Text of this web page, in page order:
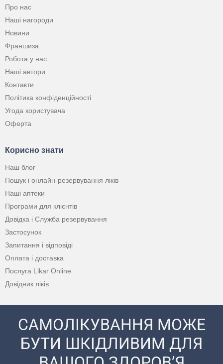
Про нас
Наші нагороди
Новини
Франшиза
Робота у нас
Наші автори
Контакти
Політика конфіденційності
Угода користувача
Оферта
Корисно знати
Наш блог
Пошук і онлайн-резервування ліків
Наші аптеки
Програми для клієнтів
Довідка і Служба резервування
Застосунок
Запитання і відповіді
Оплата і доставка
Послуга Likar Online
Довідник ліків
САМОЛІКУВАННЯ МОЖЕ
БУТИ ШКІДЛИВИМ ДЛЯ